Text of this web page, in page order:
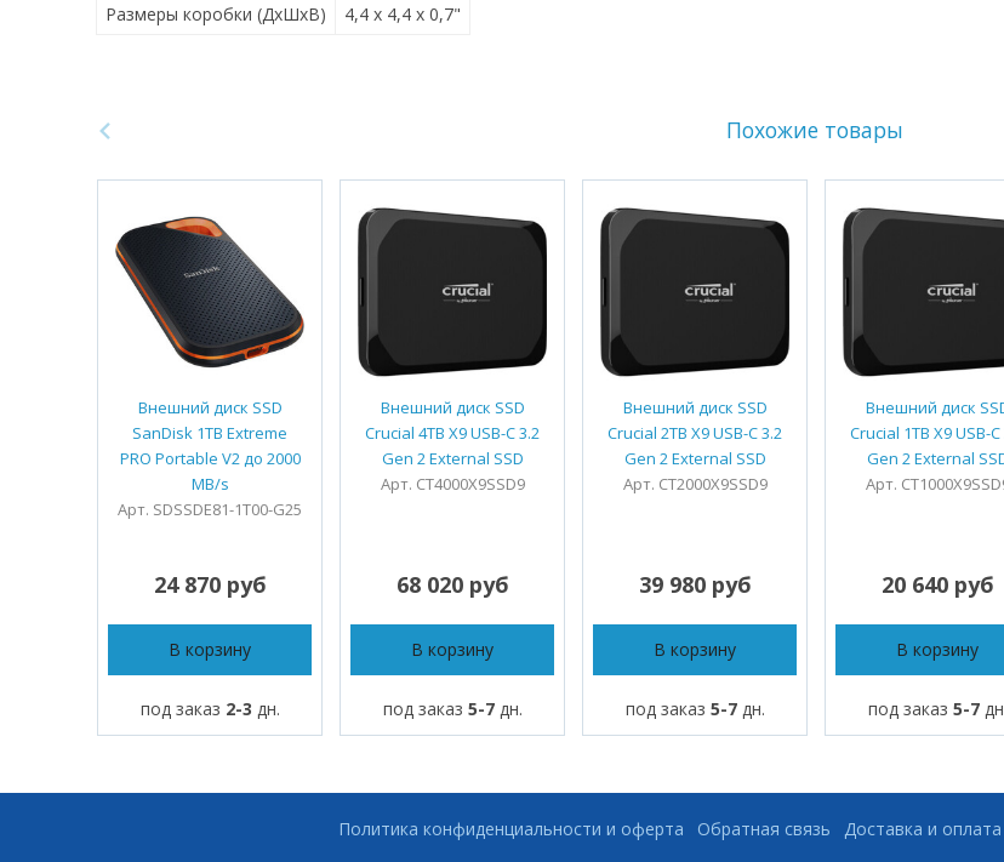
Размеры коробки (ДхШхВ)
4,4 x 4,4 x 0,7"
Похожие товары
Внешний диск SSD
SanDisk 1TB Extreme
PRO Portable V2 до 2000
MB/s
Арт. SDSSDE81-1T00-G25
24 870 руб
В корзину
под заказ 2-3 дн.
Внешний диск SSD
Crucial 4TB X9 USB-C 3.2
Gen 2 External SSD
Арт. CT4000X9SSD9
68 020 руб
В корзину
под заказ 5-7дн.
Внешний диск SSD
Crucial 2TB X9 USB-C 3.2
Gen 2 External SSD
Арт. CT2000X9SSD9
39 980 руб
В корзину
под заказ 5-7дн.
Внешний диск
Crucial 1TB X9 USB-C
Gen 2 External
Арт.
20 640 руб
В корзину
под заказ 5-7
Политика конфиденциальности и оферта Обратная связь Доставка и оплата